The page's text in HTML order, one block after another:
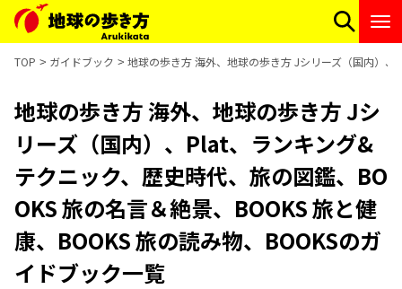
TOP ガイドブック 地球の歩き方 海外、地球の歩き方 Jシリーズ（国内）
地球の歩き方 海外、地球の歩き方 Jシ
リーズ（国内）、Plat、ランキング&
テクニック、歴史時代、旅の図鑑、BO
OKS 旅の名言＆絶景、BOOKS 旅と健
康、BOOKS 旅の読み物、BOOKSのガ
イドブック一覧